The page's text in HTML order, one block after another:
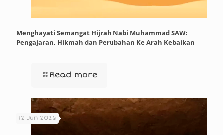
Menghayati Semangat Hijrah Nabi Muhammad SAW:
Pengajaran, Hikmah dan Perubahan Ke Arah Kebaikan
Read more
12 Jun 2026